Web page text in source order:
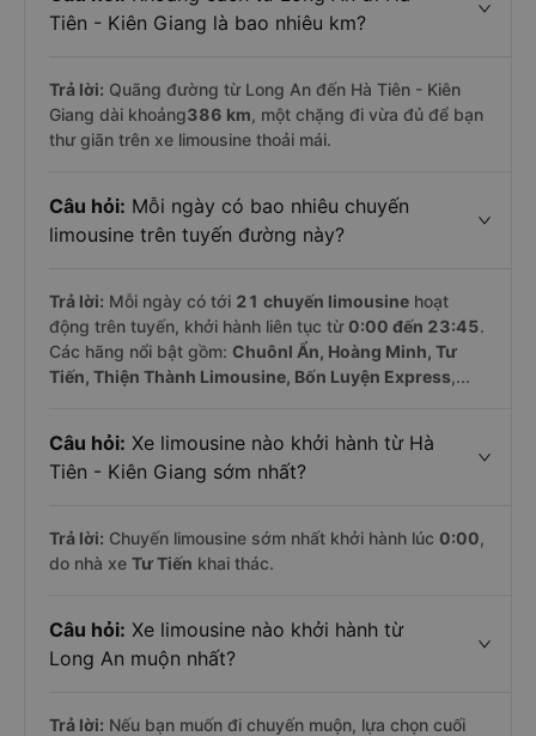
Tiên - Kiên Giang là bao nhiêu km?
Trả lời: Quãng đường từ Long An đến Hà Tiên - Kiên
Giang dài khoảng386 km, một chặng đi vừa đủ để bạn
thư giãn trên xe limousine thoải mái.
Câu hỏi: Mỗi ngày có bao nhiêu chuyến
limousine trên tuyến đường này?
Trả lời: Mỗi ngày có tới 21 chuyến limousine hoạt
động trên tuyến, khởi hành liên tục từ0:00 đến 23:45.
Các hãng nổi bật gồm: Chuônl Ẩn, Hoàng Minh, Tư
Tiến, Thiện Thành Limousine, Bốn Luyện Express,...
Câu hỏi: Xe limousine nào khởi hành từ Hà
Tiên - Kiên Giang sớm nhất?
Trả lời: Chuyến limousine sớm nhất khởi hành lúc 0:00,
do nhà xe Tư Tiến khai thác.
Câu hỏi: Xe limousine nào khởi hành từ
Long An muộn nhất?
Trả lời: Nếu bạn muốn đi chuyến muộn, lựa chọn cuối